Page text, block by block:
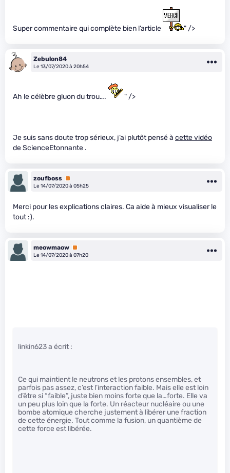
Super commentaire qui complète bien l’article " />
Zebulon84
Le 13/07/2020 à 20h54
Ah le célèbre gluon du trou…. " />
Je suis sans doute trop sérieux, j’ai plutôt pensé à cette vidéo
de ScienceEtonnante .
zoufboss Premium
Le 14/07/2020 à 05h25
Merci pour les explications claires. Ca aide à mieux visualiser le
tout :).
meowmaow Premium
Le 14/07/2020 à 07h20
linkin623 a écrit :
Ce qui maintient le neutrons et les protons ensembles, et
parfois pas assez, c’est l’interaction faible. Mais elle est loin
d’être si “faible”, juste bien moins forte que la…forte. Elle va
un peu plus loin que la forte. Un réacteur nucléaire ou une
bombe atomique cherche justement à libérer une fraction
de cette énergie. Tout comme la fusion, un quantième de
cette force est libérée.